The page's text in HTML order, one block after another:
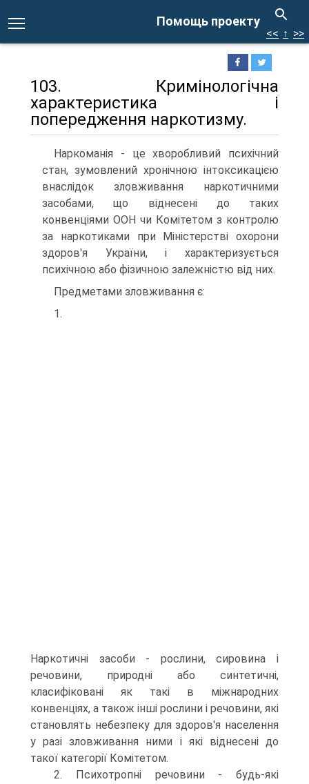
Помощь проекту
<< ↑ >>
103. Кримінологічна
характеристика і
попередження наркотизму.
Наркоманія - це хворобливий психічний
стан, зумовлений хронічною інтоксикацією
внаслідок зловживання наркотичними
засобами, що віднесені до таких
конвенціями ООН чи Комітетом з контролю
за наркотиками при Міністерстві охорони
здоров'я України, і характеризується
психічною або фізичною залежністю від них.
Предметами зловживання є:
1.
Наркотичні засоби - рослини, сировина і
речовини, природні або синтетичні,
класифіковані як такі в міжнародних
конвенціях, а також інші рослини і речовини, які
становлять небезпеку для здоров'я населення
у разі зловживання ними і які віднесені до
такої категорії Комітетом.
2. Психотропні речовини - будь-які